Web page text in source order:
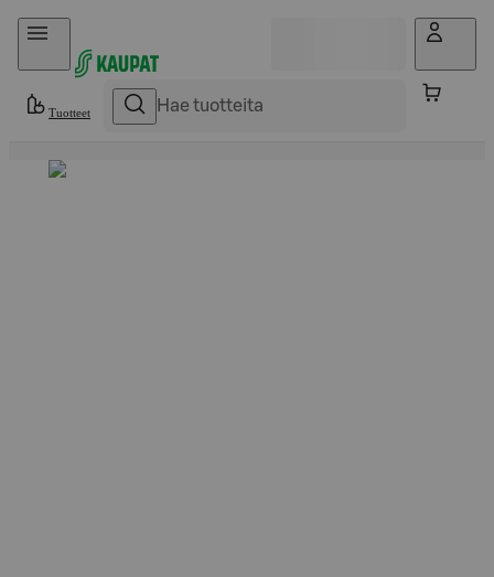
Hyppää sisältöön
Tuotteet